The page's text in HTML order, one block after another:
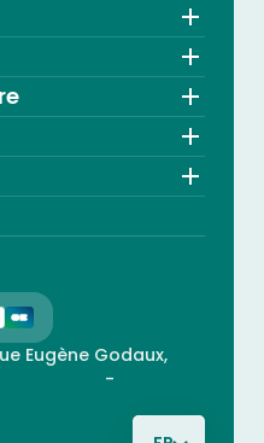
Eugène Godaux,
-